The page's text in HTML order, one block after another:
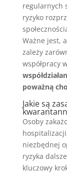
regularnych
ryzyko
Ważne jest,
zależy
współpracy
poważną
Jakie są
Osoby
niezbędnej
ryzyka
kluczowy